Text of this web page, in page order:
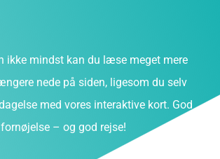
ikke mindst kan du læse meget mere
nede på siden, ligesom du selv
med vores interaktive kort. God
fornøjelse – og god rejse!